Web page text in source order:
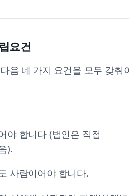
요건
음 네 가지 요건을 모두 갖춰
야 합니다 (법인은 직접
).
사람이어야 합니다.